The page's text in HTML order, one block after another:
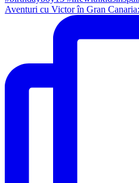
Aventuri cu Victor în Gran